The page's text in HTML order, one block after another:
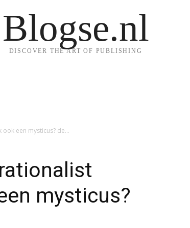
Blogse.nl
DISCOVER THE ART OF PUBLISHING
een mysticus? de...
mysticus?